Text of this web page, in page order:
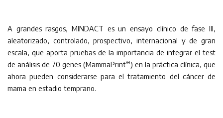
A grandes rasgos, MINDACT es un ensayo clínico de fase III,
aleatorizado, controlado, prospectivo, internacional y de gran
escala, que aporta pruebas de la importancia de integrar el test
de análisis de 70 genes (MammaPrint®) en la práctica clínica, que
ahora pueden considerarse para el tratamiento del cáncer de
mama en estadio temprano.